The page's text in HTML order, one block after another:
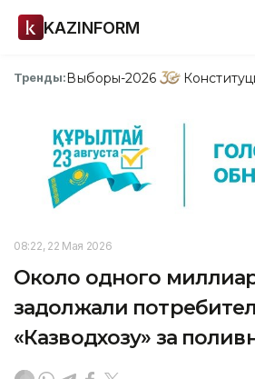
KAZINFORM
Тренды:Выборы-2026
08:22, 22 Мая 2026
Около одного
задолжали
«Казводхозу» за